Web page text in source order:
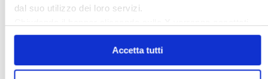
dal suo utilizzo dei loro servizi.
solo i cookie necessari.
Accetta tutti
〉 5 ragioni per aderire a Confedilizia